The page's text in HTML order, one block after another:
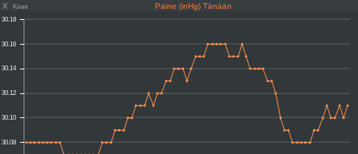
X Kiinni Paine (inHg) Tänään